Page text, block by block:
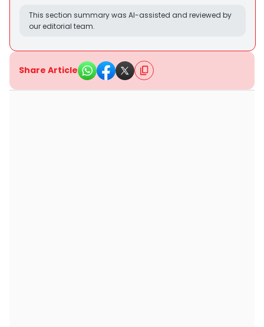
This section summary was AI-assisted and reviewed by
our editorial team.
Share Article